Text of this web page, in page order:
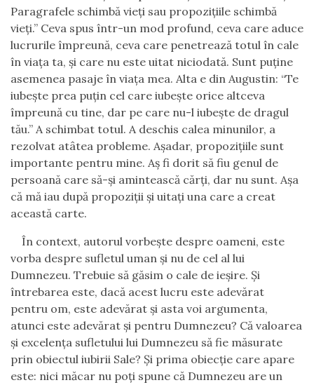
Paragrafele schimbă vieţi sau propoziţiile schimbă
vieţi.” Ceva spus într-un mod profund, ceva care aduce
lucrurile împreună, ceva care penetrează totul în cale
în viaţa ta, şi care nu este uitat niciodată. Sunt puţine
asemenea pasaje în viaţa mea. Alta e din Augustin: “Te
iubeşte prea puţin cel care iubeşte orice altceva
împreună cu tine, dar pe care nu-l iubeşte de dragul
tău.” A schimbat totul. A deschis calea minunilor, a
rezolvat atâtea probleme. Aşadar, propoziţiile sunt
importante pentru mine. Aş fi dorit să fiu genul de
persoană care să-şi amintească cărţi, dar nu sunt. Aşa
că mă iau după propoziţii şi uitaţi una care a creat
această carte.
În context, autorul vorbeşte despre oameni, este
vorba despre sufletul uman şi nu de cel al lui
Dumnezeu. Trebuie să găsim o cale de ieşire. Şi
întrebarea este, dacă acest lucru este adevărat
pentru om, este adevărat şi asta voi argumenta,
atunci este adevărat şi pentru Dumnezeu? Că valoarea
şi excelenţa sufletului lui Dumnezeu să fie măsurate
prin obiectul iubirii Sale? Şi prima obiecţie care apare
este: nici măcar nu poţi spune că Dumnezeu are un